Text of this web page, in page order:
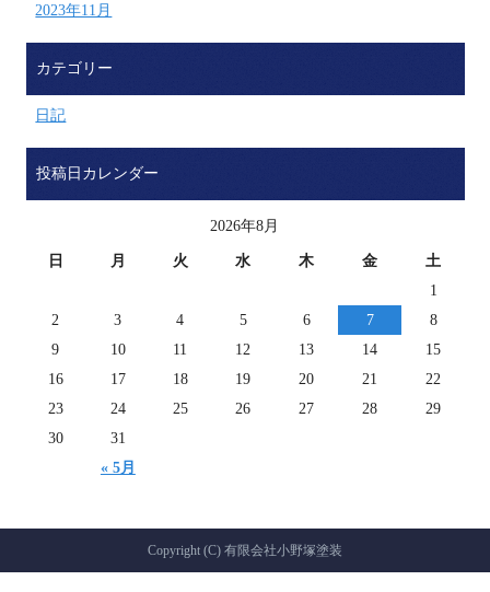
2023年11月
カテゴリー
日記
投稿日カレンダー
2026年8月
日 月 火 水 木 金 土
« 5月
1
2
3 4 5 6 7
8
9
10 11 12 13 14
15
16
17 18 19 20 21
22
23
24 25 26 27 28
29
30
31
Copyright (C) 有限会社小野塚塗装